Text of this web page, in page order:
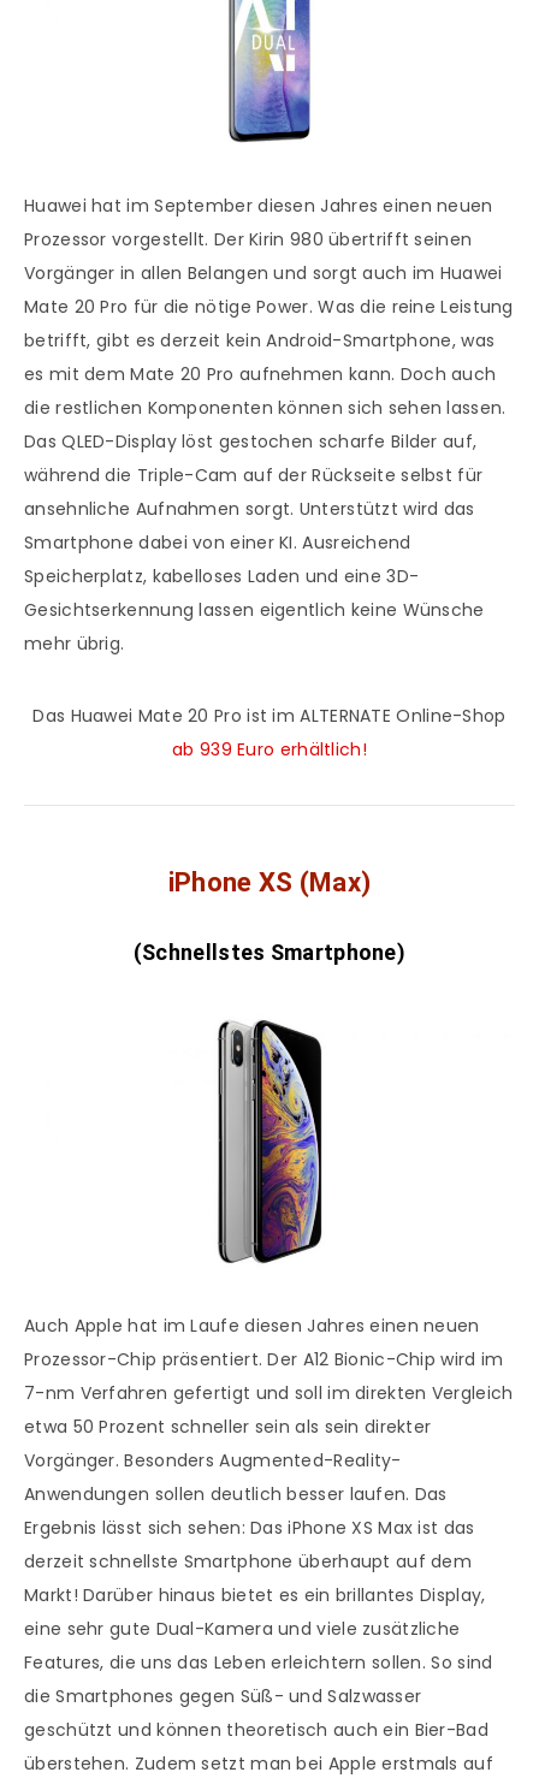
Huawei hat im September diesen Jahres einen neuen
Prozessor vorgestellt. Der Kirin 980 übertrifft seinen
Vorgänger in allen Belangen und sorgt auch im Huawei
Mate 20 Pro für die nötige Power. Was die reine Leistung
betrifft, gibt es derzeit kein Android-Smartphone, was
es mit dem Mate 20 Pro aufnehmen kann. Doch auch
die restlichen Komponenten können sich sehen lassen.
Das QLED-Display löst gestochen scharfe Bilder auf,
während die Triple-Cam auf der Rückseite selbst für
ansehnliche Aufnahmen sorgt. Unterstützt wird das
Smartphone dabei von einer KI. Ausreichend
Speicherplatz, kabelloses Laden und eine 3D-
Gesichtserkennung lassen eigentlich keine Wünsche
mehr übrig.
Das Huawei Mate 20 Pro ist im ALTERNATE Online-Shop
ab 939 Euro erhältlich!
iPhone XS (Max)
(Schnellstes Smartphone)
Auch Apple hat im Laufe diesen Jahres einen neuen
Prozessor-Chip präsentiert. Der A12 Bionic-Chip wird im
7-nm Verfahren gefertigt und soll im direkten Vergleich
etwa 50 Prozent schneller sein als sein direkter
Vorgänger. Besonders Augmented-Reality-
Anwendungen sollen deutlich besser laufen. Das
Ergebnis lässt sich sehen: Das iPhone XS Max ist das
derzeit schnellste Smartphone überhaupt auf dem
Markt! Darüber hinaus bietet es ein brillantes Display,
eine sehr gute Dual-Kamera und viele zusätzliche
Features, die uns das Leben erleichtern sollen. So sind
die Smartphones gegen Süß- und Salzwasser
geschützt und können theoretisch auch ein Bier-Bad
überstehen. Zudem setzt man bei Apple erstmals auf